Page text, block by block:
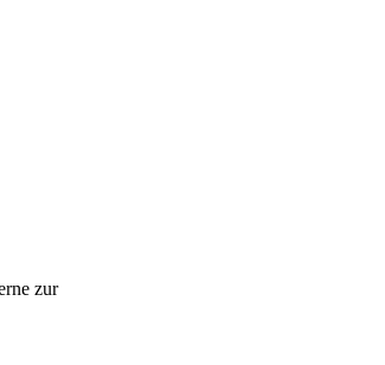
zur